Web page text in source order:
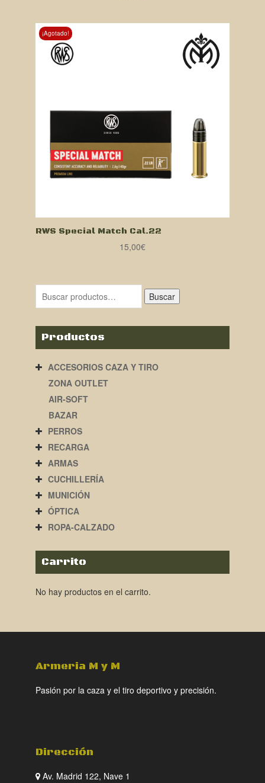
¡Agotado!
RWS Special Match Cal.22
15,00€
Buscar
Productos
ACCESORIOS CAZA Y TIRO
ZONA OUTLET
AIR-SOFT
BAZAR
PERROS
RECARGA
ARMAS
CUCHILLERÍA
MUNICIÓN
ÓPTICA
ROPA-CALZADO
Carrito
No hay productos en el carrito.
Armeria M y M
Pasión por la caza y el tiro deportivo y precisión.
Dirección
Av. Madrid 122, Nave 1